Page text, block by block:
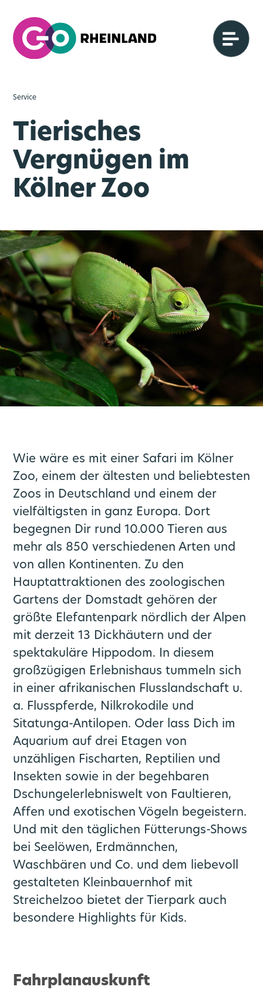
Service
Tierisches
Vergnügen im
Kölner Zoo
Wie wäre es mit einer Safari im Kölner
Zoo, einem der ältesten und beliebtesten
Zoos in Deutschland und einem der
vielfältigsten in ganz Europa. Dort
begegnen Dir rund 10.000 Tieren aus
mehr als 850 verschiedenen Arten und
von allen Kontinenten. Zu den
Hauptattraktionen des zoologischen
Gartens der Domstadt gehören der
größte Elefantenpark nördlich der Alpen
mit derzeit 13 Dickhäutern und der
spektakuläre Hippodom. In diesem
großzügigen Erlebnishaus tummeln sich
in einer afrikanischen Flusslandschaft u.
a. Flusspferde, Nilkrokodile und
Sitatunga-Antilopen. Oder lass Dich im
Aquarium auf drei Etagen von
unzähligen Fischarten, Reptilien und
Insekten sowie in der begehbaren
Dschungelerlebniswelt von Faultieren,
Affen und exotischen Vögeln begeistern.
Und mit den täglichen Fütterungs-Shows
bei Seelöwen, Erdmännchen,
Waschbären und Co. und dem liebevoll
gestalteten Kleinbauernhof mit
Streichelzoo bietet der Tierpark auch
besondere Highlights für Kids.
Fahrplanauskunft
Fahrpläne
Fahrplanauskunft
Linien
Haltestellen
Netzplan
Tickets + Tarif
App
Deutschlandticket Job
Deutschland Semesterticket
eezy.nrw
24hTicket
24hTicket (english)
Zusatztickets
Multimobil
Mobilstationen
Bikesharing
Scooter
Park+Ride
Carsharing
Service
Aktuelles
Schlaue Nummer
Kundencenter
Neue Automaten
Mobilitätsgarantie
Fundsachen
Umgezogen?
Über uns
Mission
S-Bahn Zukunft
go.Blog
go.Rheinland